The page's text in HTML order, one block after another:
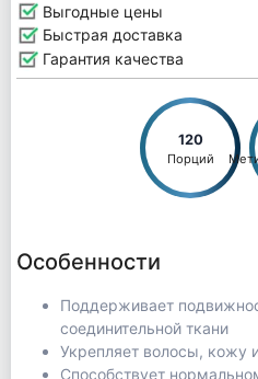
Выгодные цены
Быстрая доставка
Гарантия качества
120
Порций
Особенности
Поддерживает
соединительной ткани
Укрепляет волосы, кожу
Способствует